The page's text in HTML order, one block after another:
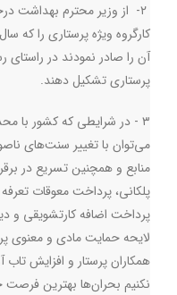
۲- از وزیر محترم بهداشت
کارگروه ویژه پرستاری را که
آن را صادر نمودند در
پرستاری تشکیل دهند.
۳ - در شرایطی که کشور با
می‌توان با تغییر سنت‌های
منابع و همچنین تسریع در
پلکانی، پرداخت معوقات
پرداخت اضافه کارتشویقی و
لایحه حمایت مادی و معنوی
همکاران پرستار و افزایش
نکنیم بحران‌ها بهترین